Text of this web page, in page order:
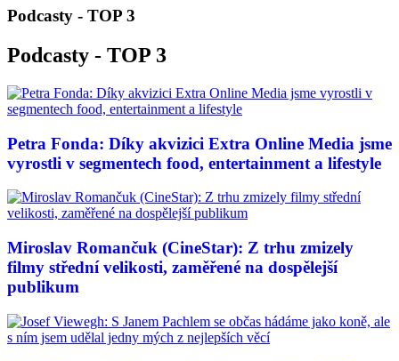
Podcasty - TOP 3
Podcasty - TOP 3
Petra Fonda: Díky akvizici Extra Online Media jsme
vyrostli v segmentech food, entertainment a lifestyle
Miroslav Romančuk (CineStar): Z trhu zmizely
filmy střední velikosti, zaměřené na dospělejší
publikum